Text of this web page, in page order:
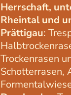
Herrschaft,
Rheintal und
Prättigau:
Trockenrasen
Schotterrasen,